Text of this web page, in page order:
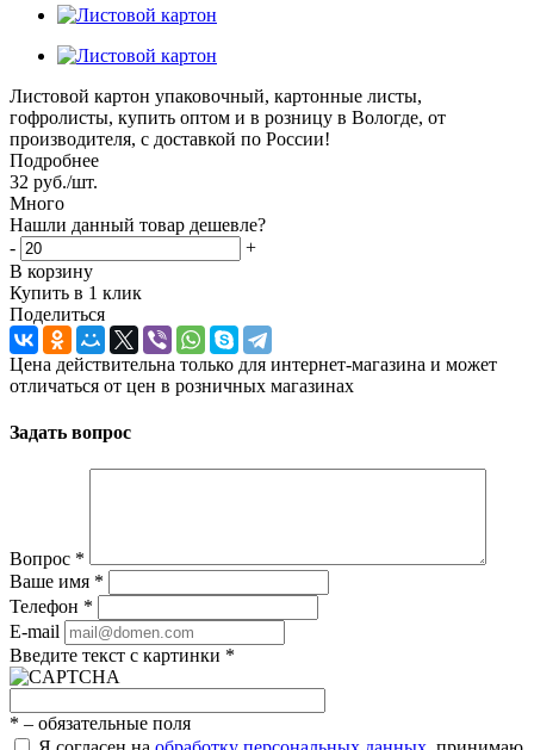
Листовой картон упаковочный, картонные листы,
гофролисты, купить оптом и в розницу в Вологде, от
производителя, с доставкой по России!
Подробнее
32 руб./шт.
Много
Нашли данный товар дешевле?
-
+
В корзину
Купить в 1 клик
Поделиться
Цена действительна только для интернет-магазина и может
отличаться от цен в розничных магазинах
Задать вопрос
Вопрос *
Ваше имя *
Телефон *
E-mail
Введите текст с картинки *
* – обязательные поля